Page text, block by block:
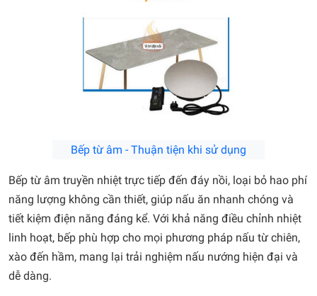
Bếp từ âm - Thuận tiện khi sử dụng
Bếp từ âm truyền nhiệt trực tiếp đến đáy nồi, loại bỏ hao phí
năng lượng không cần thiết, giúp nấu ăn nhanh chóng và
tiết kiệm điện năng đáng kể. Với khả năng điều chỉnh nhiệt
linh hoạt, bếp phù hợp cho mọi phương pháp nấu từ chiên,
xào đến hầm, mang lại trải nghiệm nấu nướng hiện đại và
dễ dàng.